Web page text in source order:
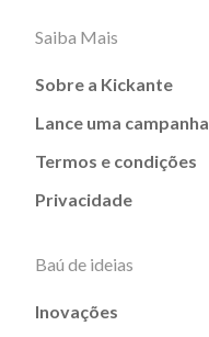
Saiba Mais
Sobre a Kickante
Lance uma campanha
Termos e condições
Privacidade
Baú de ideias
Inovações